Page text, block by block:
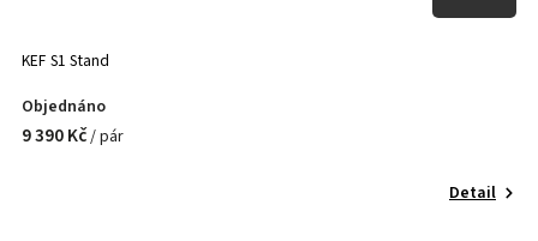
KEF S1 Stand
Objednáno
9 390 Kč/ pár
Detail